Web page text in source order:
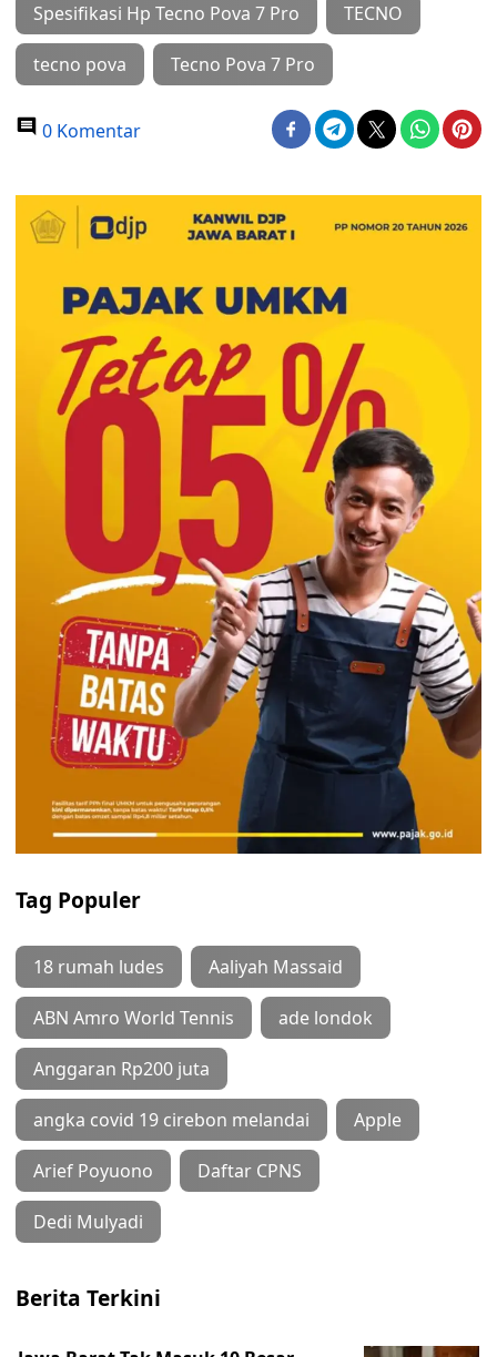
Spesifikasi Hp Tecno Pova 7 Pro TECNO
tecno pova Tecno Pova 7 Pro
0 Komentar
Tag Populer
18 rumah ludes Aaliyah Massaid
ABN Amro World Tennis ade londok
Anggaran Rp200 juta
angka covid 19 cirebon melandai Apple
Arief Poyuono Daftar CPNS
Dedi Mulyadi
Berita Terkini